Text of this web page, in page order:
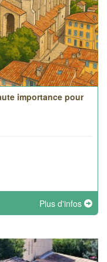
importance pour
Plus d'infos